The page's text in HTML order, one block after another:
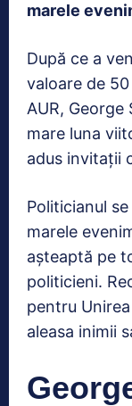
marele
După ce a
valoare de
AUR,
mare luna
adus invitaţii
Politicianul
marele
aşteaptă pe
politicieni.
pentru
aleasa inimii